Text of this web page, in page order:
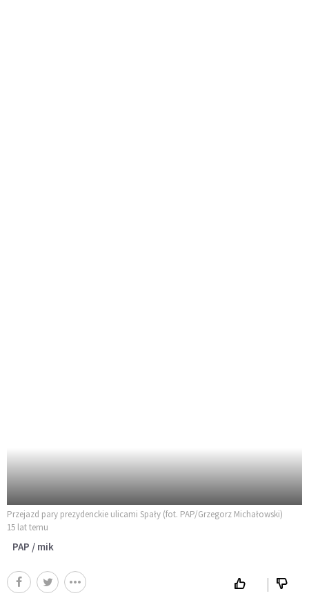
Przejazd pary prezydenckie ulicami Spały (fot. PAP/Grzegorz Michałowski)
15 lat temu
PAP / mik